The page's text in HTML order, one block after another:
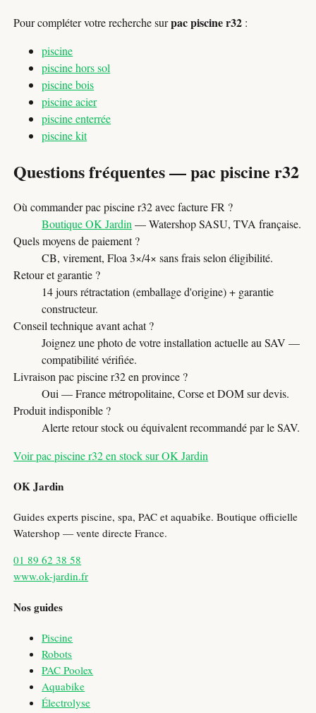
Pour compléter votre recherche surpac piscine r32 :
piscine
piscine hors sol
piscine bois
piscine acier
piscine enterrée
piscine kit
Questions fréquentes — pac piscine r32
Où commander pac piscine r32 avec facture FR ?
Boutique OK Jardin — Watershop SASU, TVA française.
Quels moyens de paiement ?
CB, virement, Floa 3×/4× sans frais selon éligibilité.
Retour et garantie ?
14 jours rétractation (emballage d'origine) + garantie
constructeur.
Conseil technique avant achat ?
Joignez une photo de votre installation actuelle au SAV —
compatibilité vérifiée.
Livraison pac piscine r32 en province ?
Oui — France métropolitaine, Corse et DOM sur devis.
Produit indisponible ?
Alerte retour stock ou équivalent recommandé par le SAV.
Voir pac piscine r32 en stock sur OK Jardin
OK Jardin
Guides experts piscine, spa, PAC et aquabike. Boutique officielle
Watershop — vente directe France.
01 89 62 38 58
www.ok-jardin.fr
Nos guides
Piscine
Robots
PAC Poolex
Aquabike
Électrolyse